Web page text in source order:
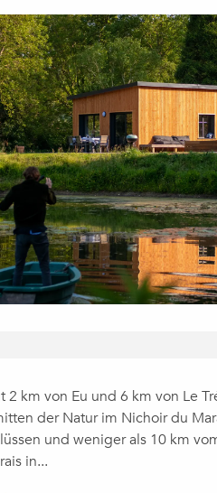
2 km von Eu und 6 km von Le
der Natur im Nichoir du
und weniger als 10 km
in...